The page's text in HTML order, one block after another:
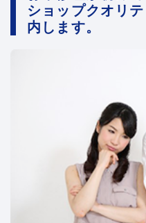
ショップクオリ
内します。